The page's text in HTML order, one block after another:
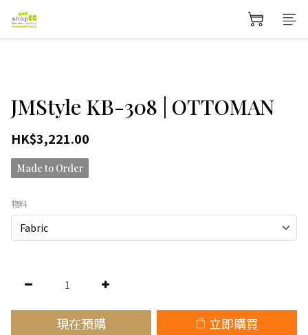
JMStyle KB-308 | OTTOMAN
HK$3,221.00
Made to Order
物料
現在預購 立即購買